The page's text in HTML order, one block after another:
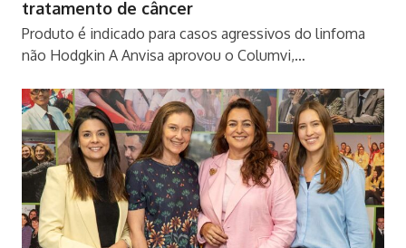
tratamento de câncer
Produto é indicado para casos agressivos do linfoma
não Hodgkin A Anvisa aprovou o Columvi,…